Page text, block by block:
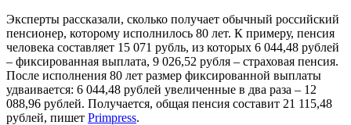
Эксперты рассказали, сколько получает обычный российский
пенсионер, которому исполнилось 80 лет. К примеру, пенсия
человека составляет 15 071 рубль, из которых 6 044,48 рублей
– фиксированная выплата, 9 026,52 рубля – страховая пенсия.
После исполнения 80 лет размер фиксированной выплаты
удваивается: 6 044,48 рублей увеличенные в два раза – 12
088,96 рублей. Получается, общая пенсия составит 21 115,48
рублей, пишет Primpress.